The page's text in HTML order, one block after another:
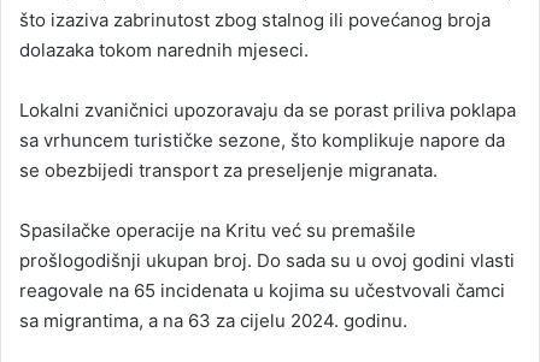
što izaziva zabrinutost zbog stalnog ili povećanog broja
dolazaka tokom narednih mjeseci.
Lokalni zvaničnici upozoravaju da se porast priliva poklapa
sa vrhuncem turističke sezone, što komplikuje napore da
se obezbijedi transport za preseljenje migranata.
Spasilačke operacije na Kritu već su premašile
prošlogodišnji ukupan broj. Do sada su u ovoj godini vlasti
reagovale na 65 incidenata u kojima su učestvovali čamci
sa migrantima, a na 63 za cijelu 2024. godinu.